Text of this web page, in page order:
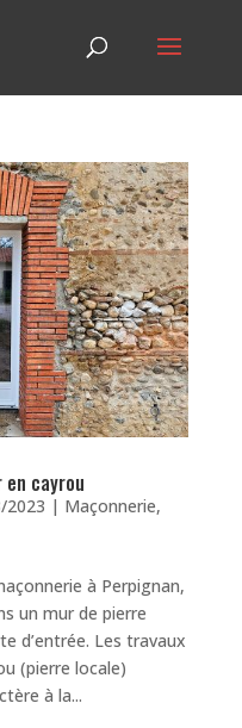
cayrou
2023 | Maçonnerie,
à Perpignan,
un mur de pierre
d’entrée. Les travaux
(pierre locale)
à la...